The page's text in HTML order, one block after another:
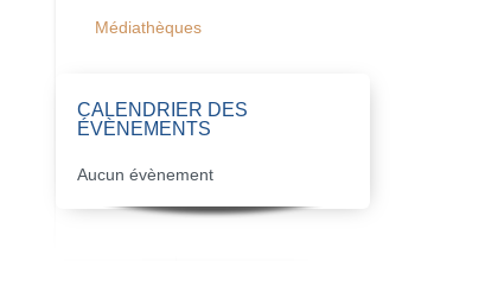
Médiathèques
CALENDRIER DES
ÉVÈNEMENTS
Aucun évènement